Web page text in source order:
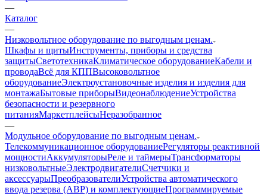
—
Каталог
—
Низковольтное оборудование по выгодным ценам.
Шкафы и щитыИнструменты, приборы и средства
защитыСветотехникаКлиматическое оборудованиеКабели и
проводаВсё для КППВысоковольтное
оборудованиеЭлектроустановочные изделия и изделия для
монтажаБытовые приборыВидеонаблюдениеУстройства
безопасности и резервного
питанияМаркетплейсыНеразобранное
—
Модульное оборудование по выгодным ценам.
Телекоммуникационное оборудованиеРегуляторы реактивной
мощностиАккумуляторыРеле и таймерыТрансформаторы
низковольтныеЭлектродвигателиСчетчики и
аксессуарыПреобразователиУстройства автоматического
ввода резерва (АВР) и комплектующиеПрограммируемые